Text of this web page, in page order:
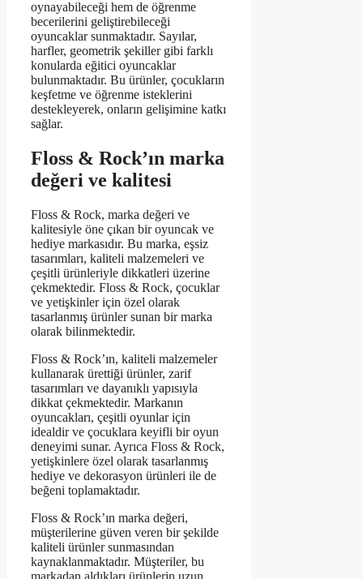
oynayabileceği hem de öğrenme
becerilerini geliştirebileceği
oyuncaklar sunmaktadır. Sayılar,
harfler, geometrik şekiller gibi farklı
konularda eğitici oyuncaklar
bulunmaktadır. Bu ürünler, çocukların
keşfetme ve öğrenme isteklerini
destekleyerek, onların gelişimine katkı
sağlar.
Floss & Rock’ın marka
değeri ve kalitesi
Floss & Rock, marka değeri ve
kalitesiyle öne çıkan bir oyuncak ve
hediye markasıdır. Bu marka, eşsiz
tasarımları, kaliteli malzemeleri ve
çeşitli ürünleriyle dikkatleri üzerine
çekmektedir. Floss & Rock, çocuklar
ve yetişkinler için özel olarak
tasarlanmış ürünler sunan bir marka
olarak bilinmektedir.
Floss & Rock’ın, kaliteli malzemeler
kullanarak ürettiği ürünler, zarif
tasarımları ve dayanıklı yapısıyla
dikkat çekmektedir. Markanın
oyuncakları, çeşitli oyunlar için
idealdir ve çocuklara keyifli bir oyun
deneyimi sunar. Ayrıca Floss & Rock,
yetişkinlere özel olarak tasarlanmış
hediye ve dekorasyon ürünleri ile de
beğeni toplamaktadır.
Floss & Rock’ın marka değeri,
müşterilerine güven veren bir şekilde
kaliteli ürünler sunmasından
kaynaklanmaktadır. Müşteriler, bu
markadan aldıkları ürünlerin uzun